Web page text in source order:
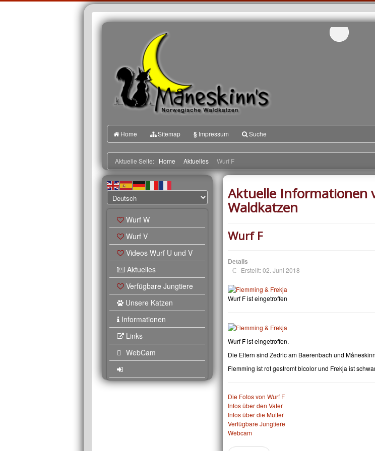
Home Sitemap § Impressum Suche
Aktuelle Seite: Home Aktuelles Wurf F
Wurf W
Wurf V
Videos Wurf U und V
Aktuelles
Verfügbare Jungtiere
Unsere Katzen
Informationen
Links
WebCam
Aktuelle Informationen
Waldkatzen
Wurf F
Details
Erstellt: 02. Juni 2018
Wurf F ist eingetroffen
Wurf F ist eingetroffen.
Die Eltern sind Zedric am Baerenbach und
Flemming ist rot gestromt bicolor und Frekja ist
Die Fotos von Wurf F
Infos über den Vater
Infos über die Mutter
Verfügbare Jungtiere
Webcam